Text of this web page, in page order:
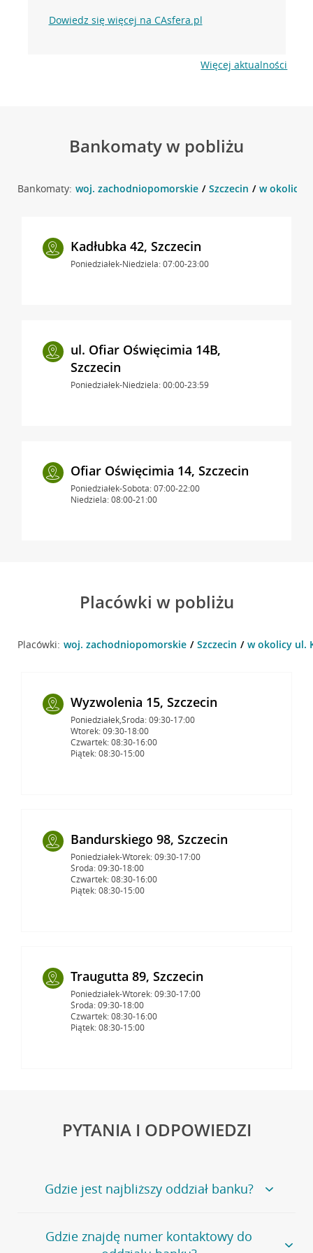
Dowiedz się więcej na CAsfera.pl
Więcej aktualności
Bankomaty w pobliżu
Bankomaty: woj. zachodniopomorskie Szczecin w okolicy
Kadłubka 42, Szczecin
Poniedziałek-Niedziela: 07:00-23:00
ul. Ofiar Oświęcimia 14B,
Szczecin
Poniedziałek-Niedziela: 00:00-23:59
Ofiar Oświęcimia 14, Szczecin
Poniedziałek-Sobota: 07:00-22:00
Niedziela: 08:00-21:00
Placówki w pobliżu
Placówki: woj. zachodniopomorskie Szczecin w okolicy ul.
Wyzwolenia 15, Szczecin
Poniedziałek,Środa: 09:30-17:00
Wtorek: 09:30-18:00
Czwartek: 08:30-16:00
Piątek: 08:30-15:00
Bandurskiego 98, Szczecin
Poniedziałek-Wtorek: 09:30-17:00
Środa: 09:30-18:00
Czwartek: 08:30-16:00
Piątek: 08:30-15:00
Traugutta 89, Szczecin
Poniedziałek-Wtorek: 09:30-17:00
Środa: 09:30-18:00
Czwartek: 08:30-16:00
Piątek: 08:30-15:00
PYTANIA I ODPOWIEDZI
Gdzie jest najbliższy oddział banku?
Jeśli szukasz oddziału naszego banku, zapraszamy na
stronęPlacówki i bankomaty, na której znajduje się
Gdzie znajdę numer kontaktowy do